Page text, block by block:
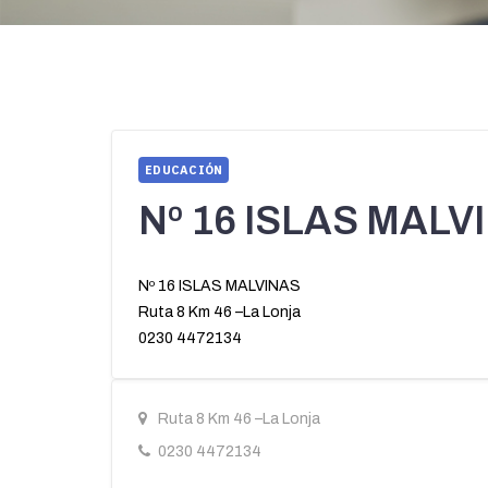
EDUCACIÓN
Nº 16 ISLAS
Nº 16 ISLAS MALVINAS
Ruta 8 Km 46 –La Lonja
0230 4472134
Ruta 8 Km 46 –La Lonja
0230 4472134